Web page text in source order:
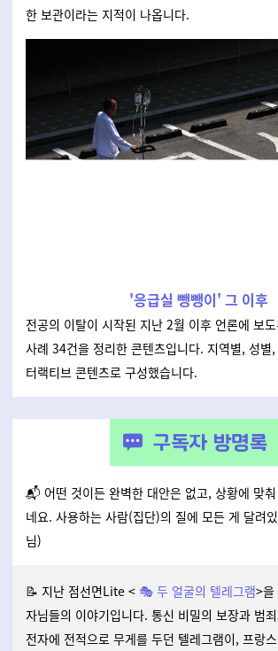
한 보관이라는 지적이 나옵니다.
'응급실 뺑뺑이' 그 이후
전공의 이탈이 시작된 지난 2월 이후 언론에 보
사례 34건을 정리한 콘텐츠입니다. 지역별, 성별
터랙티브 콘텐츠로 구성했습니다.
📬 어떤 것이든 완벽한 대안은 없고, 상황에 맞
네요. 사용하는 사람(집단)의 질에 모든 게 달려
님)
📝 지난 점선면Lite <🎭 두 얼굴의 텔레그램>을
자님들의 이야기입니다. 통신 비밀의 보장과 범
전자에 전적으로 무게를 두던 텔레그램이, 프랑